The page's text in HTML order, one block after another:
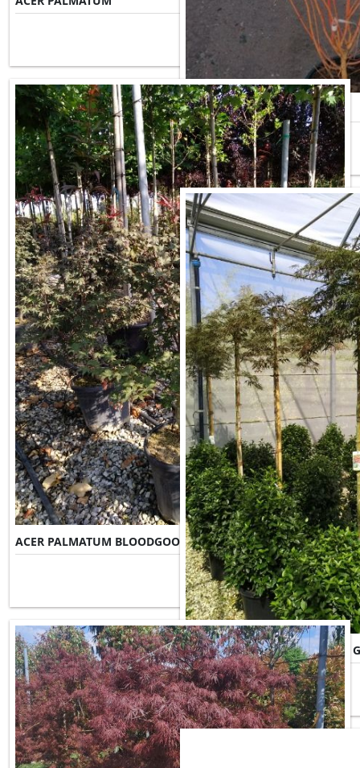
Misure Disponibili ►
ACER PALMATUM BI HOO
ACER PALMATUM BLOODGOOD
Misure Disponibili ►
ACER PALMATUM DISSECTUM